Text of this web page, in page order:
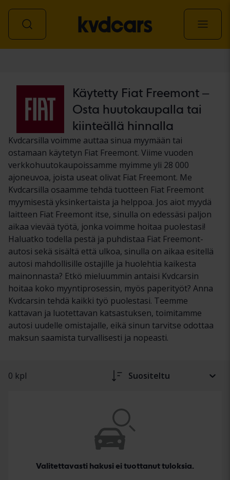
Käytetty Fiat Freemont –
Osta huutokaupalla tai
kiinteällä hinnalla
Kvdcarsilla voimme auttaa sinua myymään tai
ostamaan käytetyn Fiat Freemont. Viime vuoden
verkkohuutokaupoissamme myimme yli 28 000
ajoneuvoa, joista useat olivat Fiat Freemont. Me
Kvdcarsilla osaamme tehdä tuotteen Fiat Freemont
myymisestä yksinkertaista ja helppoa. Jos aiot myydä
laitteen Fiat Freemont itse, sinulla on edessäsi paljon
aikaa vievää työtä, jonka voimme hoitaa puolestasi!
Haluatko todella pestä ja puhdistaa Fiat Freemont-
autosi sekä sisältä että ulkoa, sinulla on aikaa esitellä
autosi mahdollisille ostajille ja huolehtia kaikesta
mainonnasta? Etkö mieluummin antaisi Kvdcarsin
hoitaa koko myyntiprosessin, myös paperityöt? Anna
Kvdcarsin tehdä kaikki työ puolestasi. Teemme
kattavan ja luotettavan katsastuksen, toimitamme
autosi uudelle omistajalle, eikä sinun tarvitse odottaa
maksun saamista turvallisesti ja nopeasti.
0 kpl Suositeltu
Valitettavasti hakusi ei tuottanut tuloksia.